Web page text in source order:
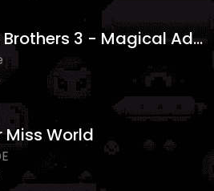
Snow Brothers 3 - Magical Adventure
Miss World